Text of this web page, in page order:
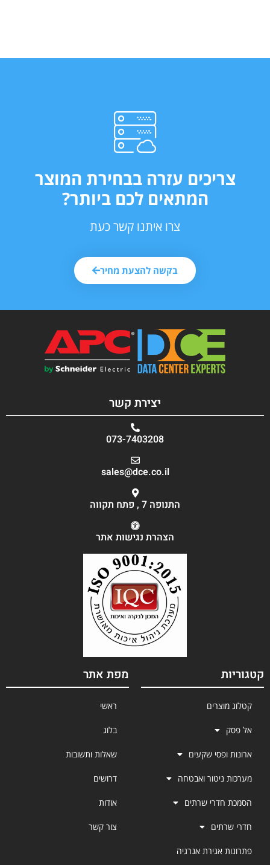
צריכים עזרה בבחירת המוצר
המתאים לכם ביותר?
צרו איתנו קשר כעת
בקשה להצעת מחיר
יצירת קשר
073-7403208
sales@dce.co.il
התנופה 7 , פתח תקווה
הצהרת נגישות אתר
קטגוריות
קטלוג מוצרים
אל פסק
ארונות ופסי שקעים
מערכות ניטור ואבטחה
הסמכת חדרי שרתים
חדרי שרתים
פתרונות אגירת אנרגיה
מפת אתר
ראשי
בלוג
שאלות ותשובות
דרושים
אודות
צור קשר